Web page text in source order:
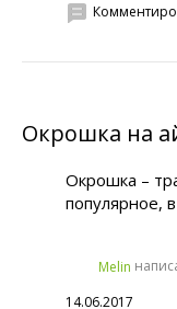
Окрошка на
Окрошка –
популярное,
Melin
14.06.2017